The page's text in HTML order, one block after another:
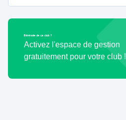
Bénévole de ce club ?
Activez l'espace de gestion
gratuitement pour votre club !